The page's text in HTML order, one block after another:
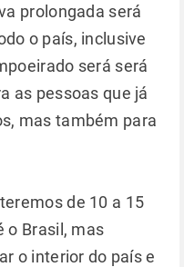
prolongada será
o país, inclusive
será será
as pessoas que já
mas também para
de 10 a 15
o Brasil, mas
o interior do país e